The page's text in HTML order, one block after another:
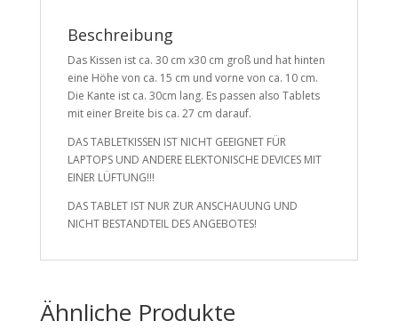
Beschreibung
Das Kissen ist ca. 30 cm x30 cm groß und hat hinten
eine Höhe von ca. 15 cm und vorne von ca. 10 cm.
Die Kante ist ca. 30cm lang. Es passen also Tablets
mit einer Breite bis ca. 27 cm darauf.
DAS TABLETKISSEN IST NICHT GEEIGNET FÜR
LAPTOPS UND ANDERE ELEKTONISCHE DEVICES MIT
EINER LÜFTUNG!!!
DAS TABLET IST NUR ZUR ANSCHAUUNG UND
NICHT BESTANDTEIL DES ANGEBOTES!
Ähnliche Produkte